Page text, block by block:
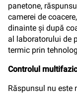
panetone,
camerei de
dinainte și după
al laboratorului de
termic prin
Controlul
Răspunsul nu este